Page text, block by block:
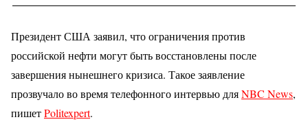
Президент США заявил, что ограничения против
российской нефти могут быть восстановлены после
завершения нынешнего кризиса. Такое заявление
прозвучало во время телефонного интервью дляNBC News,
пишетPolitexpert.